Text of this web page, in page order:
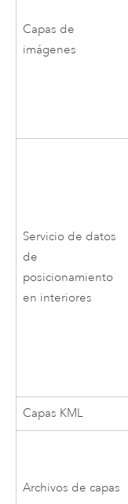
Capas de
imágenes
Servicio de datos
de
posicionamiento
en interiores
Capas KML
Archivos de capas